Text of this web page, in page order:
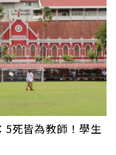
5死皆為教師！學生